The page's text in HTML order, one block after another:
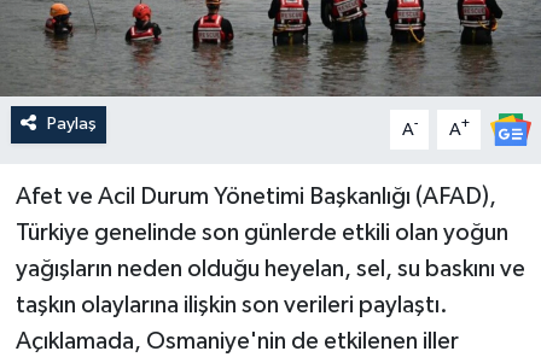
Paylaş A- A+
Afet ve Acil Durum Yönetimi Başkanlığı (AFAD),
Türkiye genelinde son günlerde etkili olan yoğun
yağışların neden olduğu heyelan, sel, su baskını ve
taşkın olaylarına ilişkin son verileri paylaştı.
Açıklamada, Osmaniye'nin de etkilenen iller